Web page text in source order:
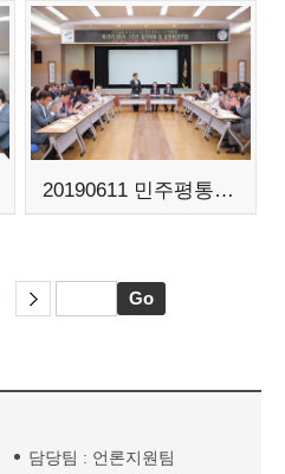
20190611 민주평통 서구협의회 2분기 정기회의
담당팀 : 언론지원팀